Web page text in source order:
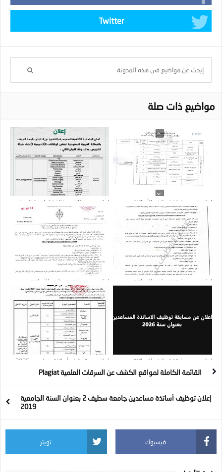
Twitter
مواضيع ذات صلة
إعلان عن مسابقة توظيف الأساتذة
المساعدين : عدد المناصب 35
اعلان عن وظائف مختلفة لجامعة الجوف
بالمملكة السعودية
اعلان عن مسابقة توظيف الاساتذة
إعلان عن مسابقة توظيف الأساتذة
المساعدين : عدد المناصب 23
اعلان عن مسابقة توظيف الاساتذة
المساعدين بعنوان سنة 2026
37 منصب
القائمة الكاملة لمواقع الكشف عن السرقات العلمية Plagiat
إعلان توظيف أساتذة مساعدين جامعة سطيف 2 بعنوان السنة الجامعية
2019
فيسبوك تويتر